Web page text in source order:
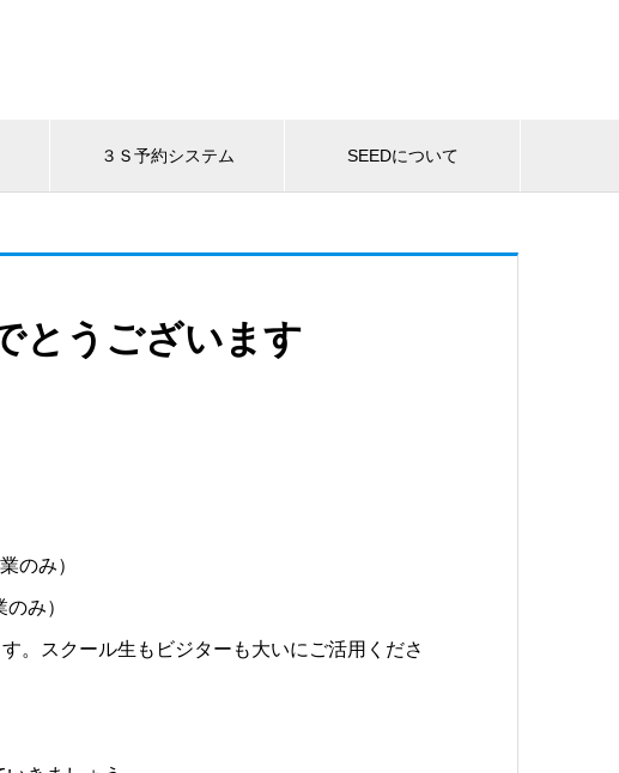
３Ｓ予約システム SEEDについて
とうございます
のみ）
み）
。スクール生もビジターも大いにご活用くださ